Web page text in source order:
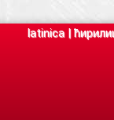
latinica|